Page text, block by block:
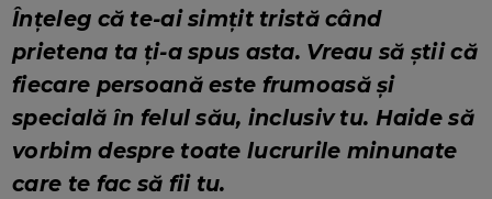
Înțeleg că te-ai simțit tristă când
prietena ta ți-a spus asta. Vreau să știi că
fiecare persoană este frumoasă și
specială în felul său, inclusiv tu. Haide să
vorbim despre toate lucrurile minunate
care te fac să fii tu.